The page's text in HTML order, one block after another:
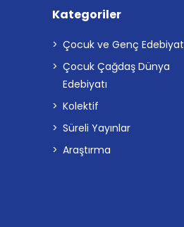
Kategoriler
Çocuk ve Genç Edebiyat
Çocuk Çağdaş Dünya
Edebiyatı
Kolektif
Süreli Yayınlar
Araştırma